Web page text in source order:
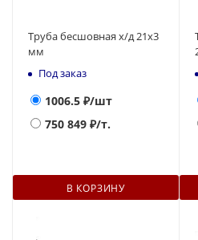
Труба бесшовная х/д 21х3
мм
Под заказ
1006.5 ₽/шт
750 849 ₽/т.
В КОРЗИНУ